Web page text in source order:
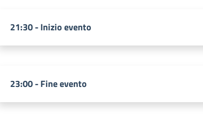
21:30 - Inizio evento
23:00 - Fine evento